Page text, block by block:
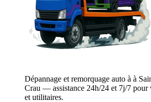
Dépannage et remorquage auto à à
Crau — assistance 24h/24 et 7j/7 pour
et utilitaires.